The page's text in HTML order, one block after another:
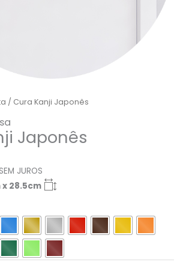
/ Cura Kanji Japonês
Japonês
SEM JUROS
28.5cm